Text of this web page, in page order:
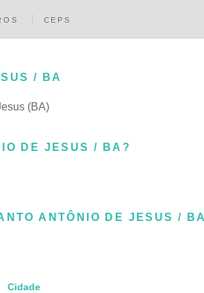
CEPS
/ BA
(BA)
DE JESUS / BA?
ANTÔNIO DE JESUS /
Cidade